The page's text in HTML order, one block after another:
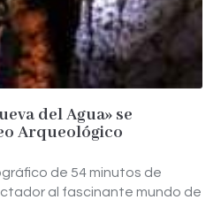
del Agua» se
Arqueológico
de 54 minutos de
al fascinante mundo de